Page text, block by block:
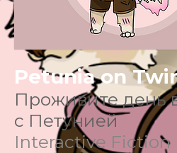
Petunia on
Проживите день
с Петунией
Interactive Fiction